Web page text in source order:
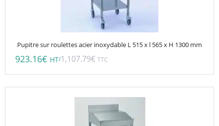
Pupitre sur roulettes acier inoxydable L 515 x l 565 x H 1300 mm
923.16€ HT/1,107.79€ TTC